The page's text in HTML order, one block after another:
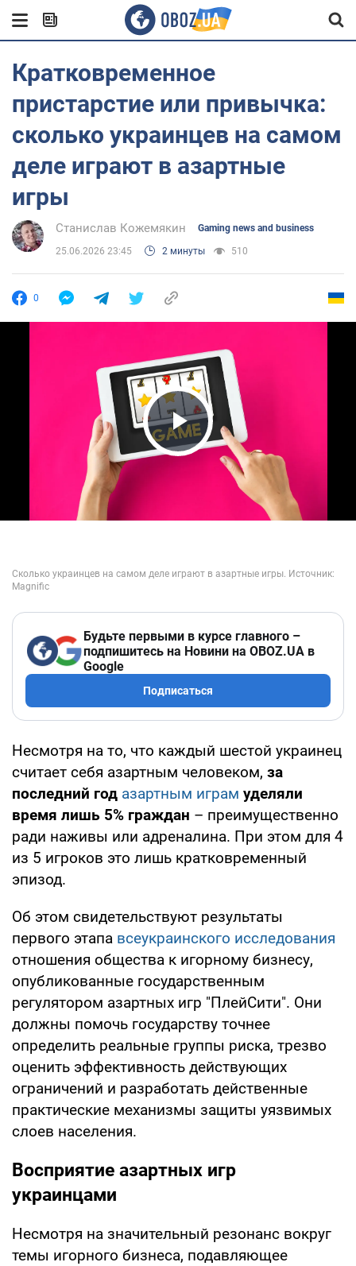
Кратковременное
пристарстие или привычка:
сколько украинцев на самом
деле играют в азартные
игры
Станислав Кожемякин Gaming news and business
25.06.2026 23:45 2 минуты 510
0
Play Video
Будьте первыми в курсе главного –
подпишитесь на Новини на OBOZ.UA в
Google
Подписаться
Несмотря на то, что каждый шестой украинец
считает себя азартным человеком, за
последний год азартным играм уделяли
время лишь 5% граждан – преимущественно
ради наживы или адреналина. При этом для 4
из 5 игроков это лишь кратковременный
эпизод.
Об этом свидетельствуют результаты
первого этапа всеукраинского исследования
отношения общества к игорному бизнесу,
опубликованные государственным
регулятором азартных игр "ПлейСити". Они
должны помочь государству точнее
определить реальные группы риска, трезво
оценить эффективность действующих
ограничений и разработать действенные
практические механизмы защиты уязвимых
слоев населения.
Восприятие азартных игр
украинцами
Несмотря на значительный резонанс вокруг
темы игорного бизнеса, подавляющее